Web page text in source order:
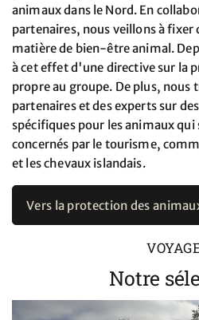
animaux dans le Nord. En
partenaires, nous veillons à fixer
matière de bien-être animal.
à cet effet d'une directive sur la
propre au groupe. De plus, nous
partenaires et des experts sur
spécifiques pour les animaux
concernés par le tourisme,
et les chevaux islandais.
Vers la protection des
Notre